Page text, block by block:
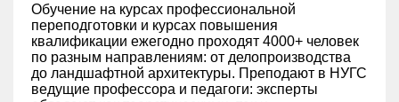
Обучение на курсах профессиональной
переподготовки и курсах повышения
квалификации ежегодно проходят 4000+ человек
по разным направлениям: от делопроизводства
до ландшафтной архитектуры. Преподают в НУГС
ведущие профессора и педагоги: эксперты